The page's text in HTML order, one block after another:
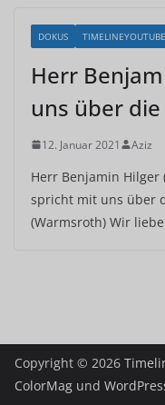
DOKUS TIMELINEYOUTUBE
Herr
uns über
12. Januar 2021 Aziz
Herr Benjamin Hilger
spricht mit uns über
(Warmsroth) Wir
Copyright © 2026
ColorMag und